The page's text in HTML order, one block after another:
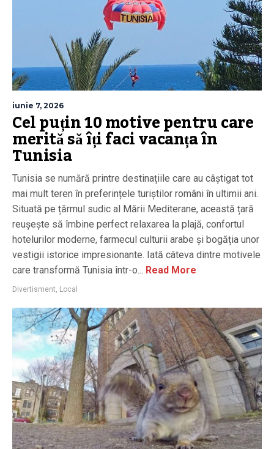
iunie 7, 2026
Cel puțin 10 motive pentru care
merită să îți faci vacanța în
Tunisia
Tunisia se numără printre destinațiile care au câștigat tot
mai mult teren în preferințele turiștilor români în ultimii ani.
Situată pe țărmul sudic al Mării Mediterane, această țară
reușește să îmbine perfect relaxarea la plajă, confortul
hotelurilor moderne, farmecul culturii arabe și bogăția unor
vestigii istorice impresionante. Iată câteva dintre motivele
care transformă Tunisia într-o... Read More
Divertisment, Local